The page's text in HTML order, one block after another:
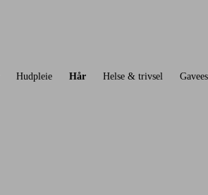
Hudpleie Hår Helse & trivsel